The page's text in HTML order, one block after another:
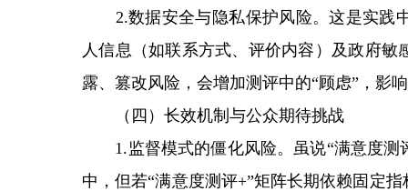
2.数据安全与隐私保护风险。这是实践
人信息（如联系方式、评价内容）及政府
露、篡改风险，会增加测评中的“顾虑”，影
（四）长效机制与公众期待挑战
1.监督模式的僵化风险。虽说“满意度测
中，但若“满意度测评+”矩阵长期依赖固定